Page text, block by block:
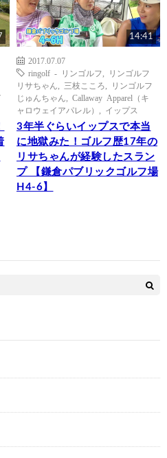
14:41
2017.07.07
ringolf - リンゴルフ
リンゴルフ
リサちゃん
三枝こころ
リンゴルフ
じゅんちゃん
Callaway Apparel（キ
ャロウェイアパレル）
イップス
3年半ぐらいイップスで本当
に地獄みた！ゴルフ歴17年の
リサちゃんが経験したスラン
プ 【鎌倉パブリックゴルフ場
H4-6】